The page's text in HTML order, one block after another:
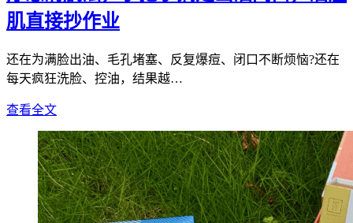
肌直接抄作业
还在为满脸出油、毛孔堵塞、反复爆痘、闭口不断烦恼?还在
每天疯狂洗脸、控油，结果越…
查看全文